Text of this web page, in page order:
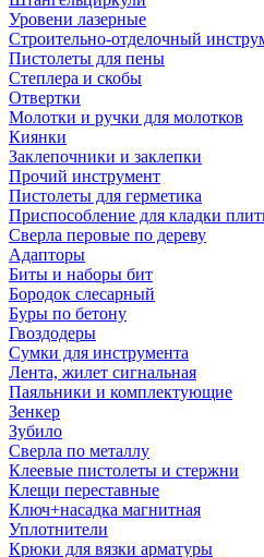
Уровени лазерные
Строительно-отделочный
Пистолеты для пены
Степлера и скобы
Отвертки
Молотки и ручки для молотков
Киянки
Заклепочники и заклепки
Прочий инструмент
Пистолеты для герметика
Приспособление для кладки
Сверла перовые по дереву
Адапторы
Биты и наборы бит
Бородок слесарный
Буры по бетону
Гвоздодеры
Сумки для инструмента
Лента, жилет сигнальная
Паяльники и комплектующие
Зенкер
Зубило
Сверла по металлу
Клеевые пистолеты и стержни
Клещи переставные
Ключ+насадка магнитная
Уплотнители
Крюки для вязки арматуры